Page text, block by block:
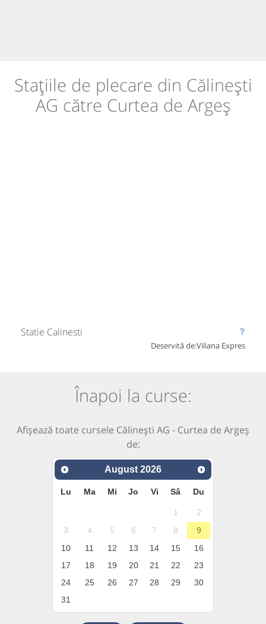
Stațiile de plecare din Călinești
AG către Curtea de Argeș
Statie Calinesti
Deservită de:Viliana Expres
Înapoi la curse:
Afișează toate cursele Călinești AG - Curtea de Argeș
de:
August 2026
Lu Ma Mi Jo Vi Sâ Du
1
2
3
4 5 6 7 8
9
10
11 12 13 14 15
16
17
18 19 20 21 22
23
24
25 26 27 28 29
30
31